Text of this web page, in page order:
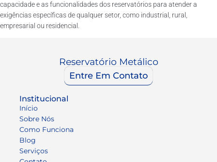
capacidade e as funcionalidades dos reservatórios para atender a
exigências específicas de qualquer setor, como industrial, rural,
empresarial ou residencial.
Reservatório Metálico
Entre Em Contato
Institucional
Início
Sobre Nós
Como Funciona
Blog
Serviços